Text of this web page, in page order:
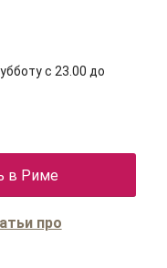
с 23.00 до
в Риме
про